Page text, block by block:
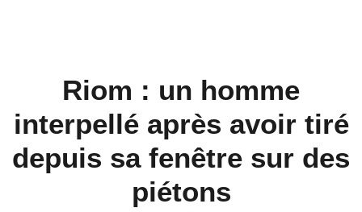
Riom : un homme
interpellé après avoir tiré
depuis sa fenêtre sur des
piétons